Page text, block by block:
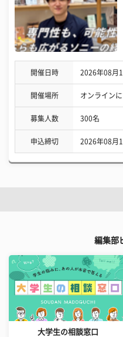
開催日時 2026年08月
開催場所 オンライン
募集人数 300名
申込締切 2026年08月
編集部
大学生の相談窓口